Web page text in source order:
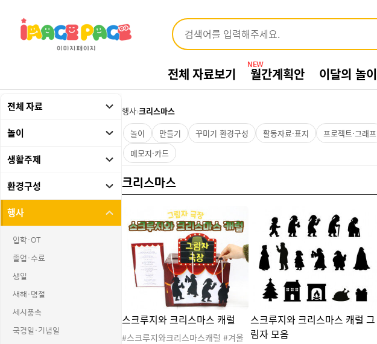
전체 자료보기 NEW
월간계획안 이달의 놀이
전체 자료
놀이
생활주제
환경구성
행사
입학·OT
졸업·수료
생일
새해·명절
세시풍속
국경일·기념일
행사›크리스마스
놀이
만들기 꾸미기 환경구성 활동자료·표지 프로젝트·그래프
메모지·카드
크리스마스
스크루지와 크리스마스 캐럴
#스크루지와크리스마스캐럴 #겨울
스크루지와 크리스마스 캐럴 그
림자 모음